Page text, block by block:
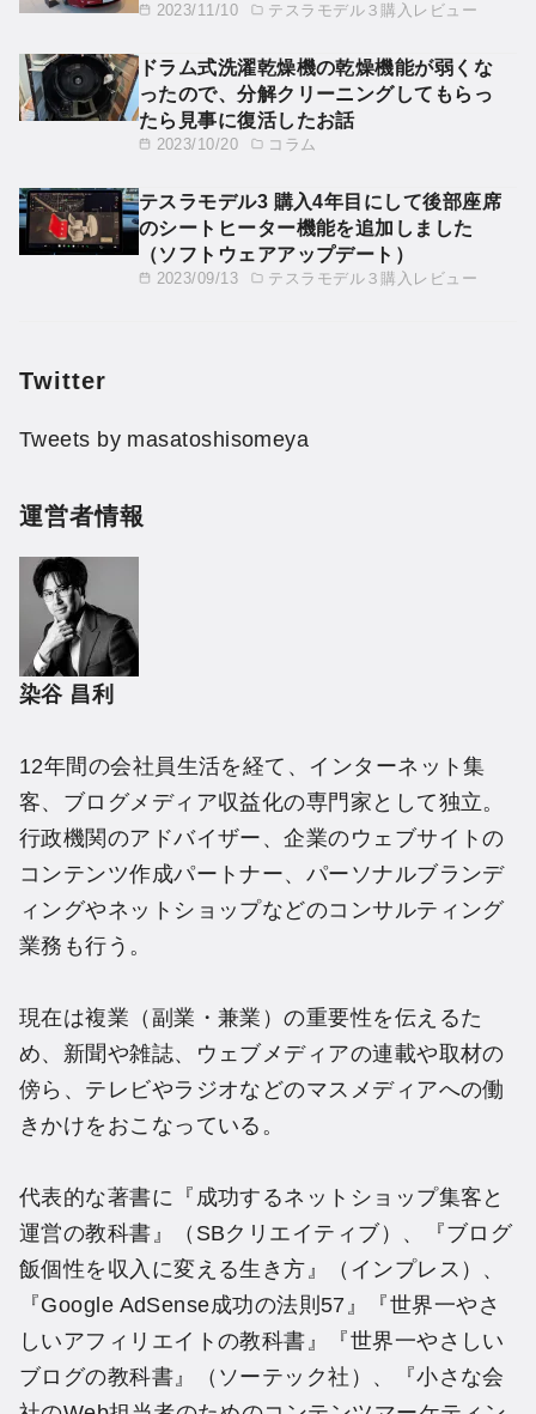
2023/11/10 テスラモデル３購入レビュー
2023/10/20 コラム
ドラム式洗濯乾燥機の乾燥機能が弱くな
ったので、分解クリーニングしてもらっ
たら見事に復活したお話
2023/09/13 テスラモデル３購入レビュー
テスラモデル3 購入4年目にして後部座席
のシートヒーター機能を追加しました
（ソフトウェアアップデート）
Twitter
Tweets by masatoshisomeya
運営者情報
染谷 昌利
12年間の会社員生活を経て、インターネット集
客、ブログメディア収益化の専門家として独立。
行政機関のアドバイザー、企業のウェブサイトの
コンテンツ作成パートナー、パーソナルブランデ
ィングやネットショップなどのコンサルティング
業務も行う。
現在は複業（副業・兼業）の重要性を伝えるた
め、新聞や雑誌、ウェブメディアの連載や取材の
傍ら、テレビやラジオなどのマスメディアへの働
きかけをおこなっている。
代表的な著書に『成功するネットショップ集客と
運営の教科書』（SBクリエイティブ）、『ブログ
飯個性を収入に変える生き方』（インプレス）、
『Google AdSense成功の法則57』『世界一やさ
しいアフィリエイトの教科書』『世界一やさしい
ブログの教科書』（ソーテック社）、『小さな会